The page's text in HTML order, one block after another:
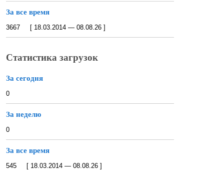
За все время
3667 [ 18.03.2014 — 08.08.26 ]
Статистика загрузок
За сегодня
0
За неделю
0
За все время
545 [ 18.03.2014 — 08.08.26 ]